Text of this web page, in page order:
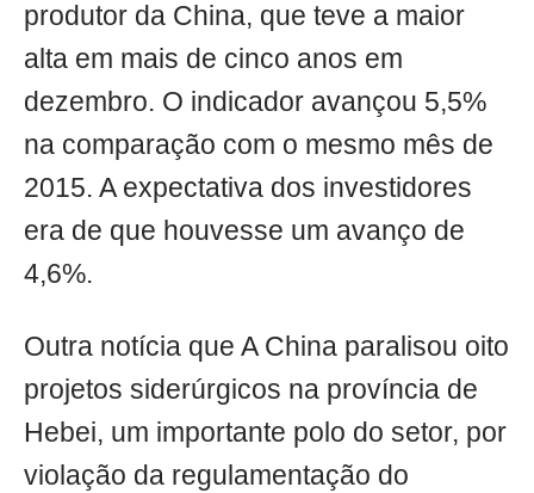
produtor da China, que teve a maior
alta em mais de cinco anos em
dezembro. O indicador avançou 5,5%
na comparação com o mesmo mês de
2015. A expectativa dos investidores
era de que houvesse um avanço de
4,6%.
Outra notícia que A China paralisou oito
projetos siderúrgicos na província de
Hebei, um importante polo do setor, por
violação da regulamentação do